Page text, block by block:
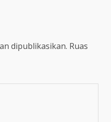
dipublikasikan. Ruas